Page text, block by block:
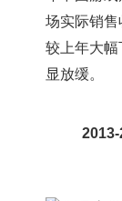
场实际销售
较上年大幅
显放缓。
2013-